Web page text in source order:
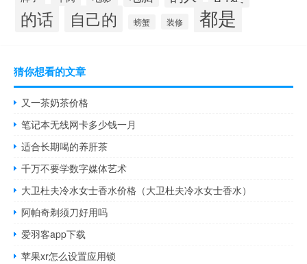
的话 自己的 螃蟹 装修 都是
猜你想看的文章
又一茶奶茶价格
笔记本无线网卡多少钱一月
适合长期喝的养肝茶
千万不要学数字媒体艺术
大卫杜夫冷水女士香水价格（大卫杜夫冷水女士香水）
阿帕奇剃须刀好用吗
爱羽客app下载
苹果xr怎么设置应用锁